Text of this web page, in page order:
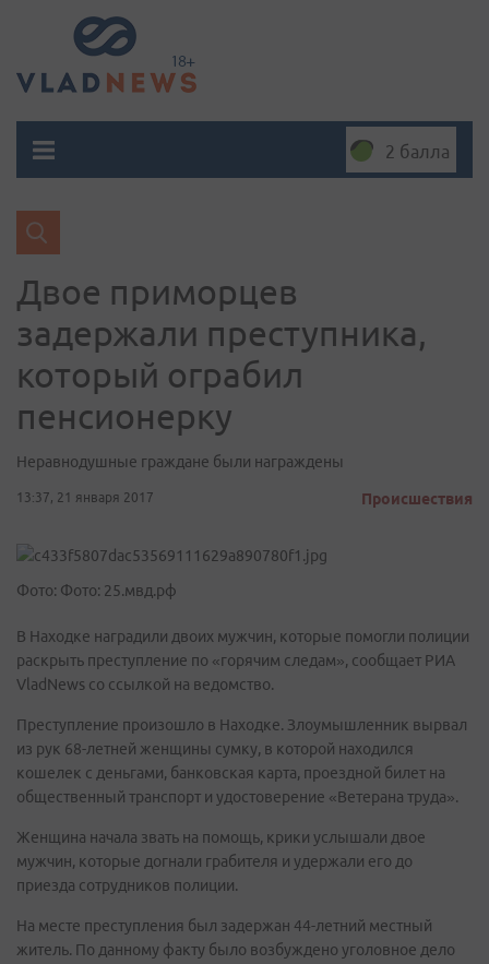
2 балла
Двое приморцев
задержали преступника,
который ограбил
пенсионерку
Неравнодушные граждане были награждены
13:37, 21 января 2017 Происшествия
Фото: Фото: 25.мвд.рф
В Находке наградили двоих мужчин, которые помогли полиции
раскрыть преступление по «горячим следам», сообщает РИА
VladNews со ссылкой на ведомство.
Преступление произошло в Находке. Злоумышленник вырвал
из рук 68-летней женщины сумку, в которой находился
кошелек с деньгами, банковская карта, проездной билет на
общественный транспорт и удостоверение «Ветерана труда».
Женщина начала звать на помощь, крики услышали двое
мужчин, которые догнали грабителя и удержали его до
приезда сотрудников полиции.
На месте преступления был задержан 44-летний местный
житель. По данному факту было возбуждено уголовное дело